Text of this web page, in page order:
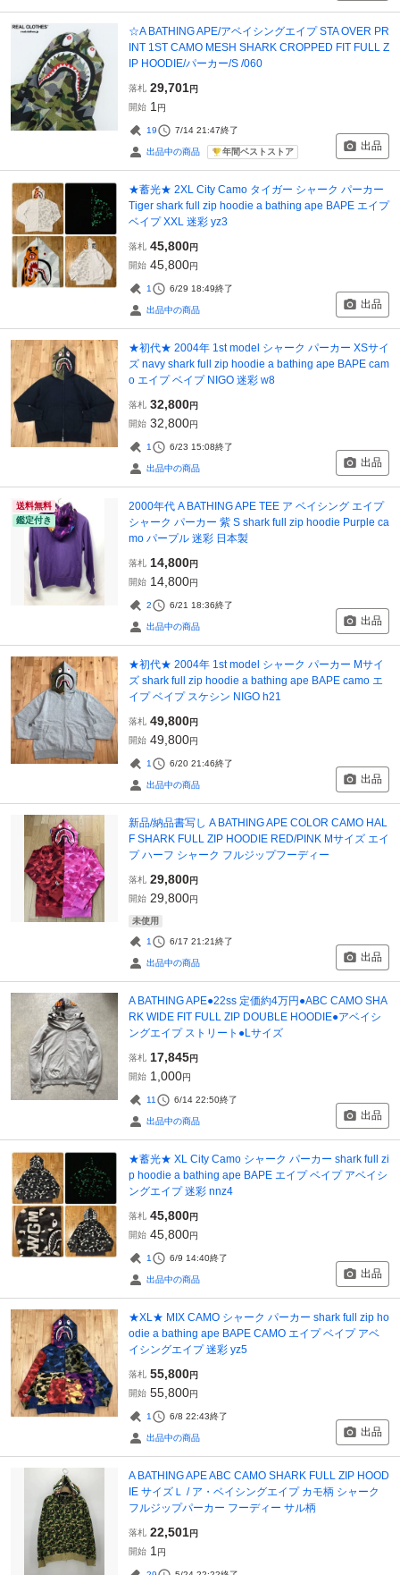
☆A BATHING APE/アベイシングエイプ STA OVER PR
INT 1ST CAMO MESH SHARK CROPPED FIT FULL Z
IP HOODIE/パーカー/S /060
落札 29,701円
開始 1 円
19 7/14 21:47終了
出品中の商品 年間ベストストア 出品
★蓄光★ 2XL City Camo タイガー シャーク パーカー
Tiger shark full zip hoodie a bathing ape BAPE エイプ
ベイプ XXL 迷彩 yz3
落札 45,800円
開始 45,800円
1 6/29 18:49終了
出品中の商品 出品
★初代★ 2004年 1st model シャーク パーカー XSサイ
ズ navy shark full zip hoodie a bathing ape BAPE cam
o エイプ ベイプ NIGO 迷彩 w8
落札 32,800円
開始 32,800円
1 6/23 15:08終了
出品中の商品 出品
送料無料
鑑定付き
2000年代 A BATHING APE TEE ア ベイシング エイプ
シャーク パーカー 紫 S shark full zip hoodie Purple ca
mo パープル 迷彩 日本製
落札 14,800円
開始 14,800円
2 6/21 18:36終了
出品中の商品 出品
★初代★ 2004年 1st model シャーク パーカー Mサイ
ズ shark full zip hoodie a bathing ape BAPE camo エ
イプ ベイプ スケシン NIGO h21
落札 49,800円
開始 49,800円
1 6/20 21:46終了
出品中の商品 出品
新品/納品書写し A BATHING APE COLOR CAMO HAL
F SHARK FULL ZIP HOODIE RED/PINK Mサイズ エイ
プ ハーフ シャーク フルジップフーディー
落札 29,800円
開始 29,800円
未使用
1 6/17 21:21終了
出品中の商品 出品
A BATHING APE●22ss 定価約4万円●ABC CAMO SHA
RK WIDE FIT FULL ZIP DOUBLE HOODIE●アベイシ
ングエイプ ストリート●Lサイズ
落札 17,845円
開始 1,000円
11 6/14 22:50終了
出品中の商品 出品
★蓄光★ XL City Camo シャーク パーカー shark full zi
p hoodie a bathing ape BAPE エイプ ベイプ アベイシ
ングエイプ 迷彩 nnz4
落札 45,800円
開始 45,800円
1 6/9 14:40終了
出品中の商品 出品
★XL★ MIX CAMO シャーク パーカー shark full zip ho
odie a bathing ape BAPE CAMO エイプ ベイプ アベ
イシングエイプ 迷彩 yz5
落札 55,800円
開始 55,800円
1 6/8 22:43終了
出品中の商品 出品
A BATHING APE ABC CAMO SHARK FULL ZIP HOOD
IE サイズＬ / ア・ベイシングエイプ カモ柄 シャーク
フルジップパーカー フーディー サル柄
落札 22,501円
開始 1 円